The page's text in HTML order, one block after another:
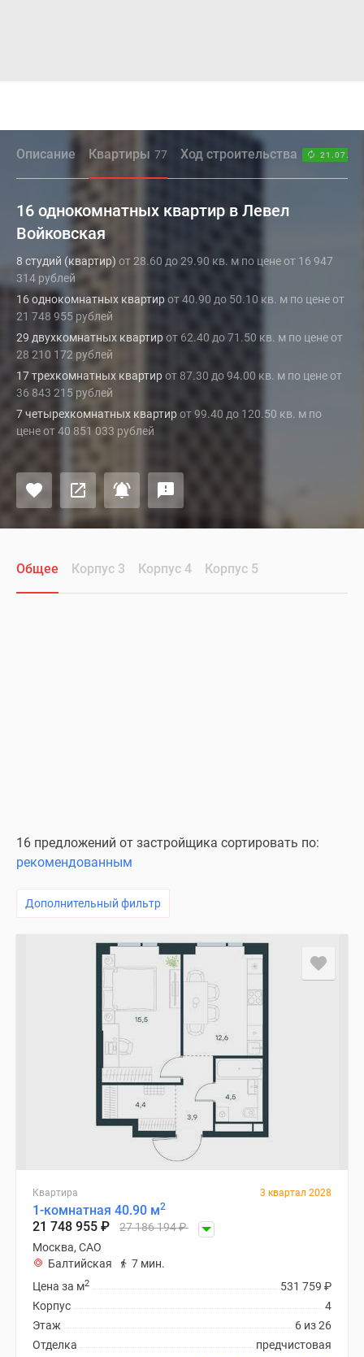
Описание Квартиры 77 Ход строительства 21.07.26
16 однокомнатных квартир в Левел
Войковская
8 студий (квартир) от 28.60 до 29.90 кв. м по цене от 16 947
314 рублей
16 однокомнатных квартирот 40.90 до 50.10 кв. м по цене от
21 748 955 рублей
29 двухкомнатных квартирот 62.40 до 71.50 кв. м по цене от
28 210 172 рублей
17 трехкомнатных квартирот 87.30 до 94.00 кв. м по цене от
36 843 215 рублей
7 четырехкомнатных квартирот 99.40 до 120.50 кв. м по
цене от 40 851 033 рублей
Общее Корпус 3 Корпус 4 Корпус 5
16 предложений от застройщика сортировать по:
рекомендованным
Дополнительный фильтр
Квартира 3 квартал 2028
1-комнатная 40.90 м2
21 748 955 ₽ 27 186 194₽
Москва, САО
Балтийская
7 мин.
531 759 ₽
Цена за м2
4
Корпус
6 из 26
Этаж
предчистовая
Отделка